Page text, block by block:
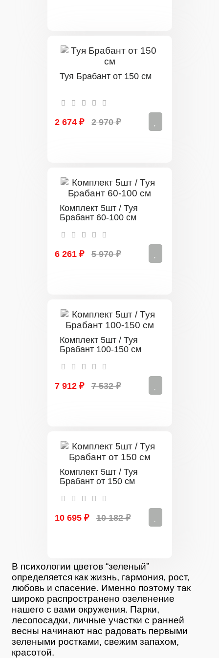
Туя Брабант от 150 см
2 674 ₽ 2 970 ₽
Комплект 5шт / Туя
Брабант 60-100 см
6 261 ₽ 5 970 ₽
Комплект 5шт / Туя
Брабант 100-150 см
7 912 ₽ 7 532 ₽
Комплект 5шт / Туя
Брабант от 150 см
10 695 ₽ 10 182 ₽
В психологии цветов “зеленый”
определяется как жизнь, гармония, рост,
любовь и спасение. Именно поэтому так
широко распространено озеленение
нашего с вами окружения. Парки,
лесопосадки, личные участки с ранней
весны начинают нас радовать первыми
зелеными ростками, свежим запахом,
красотой.